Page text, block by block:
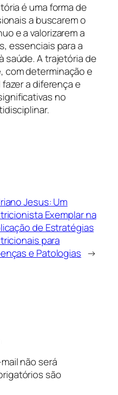
é uma forma de
a buscarem o
e a valorizarem a
essenciais para a
saúde. A trajetória de
com determinação e
a diferença e
no
Jesus: Um
Exemplar na
de Estratégias
para
e Patologias →
não será
são